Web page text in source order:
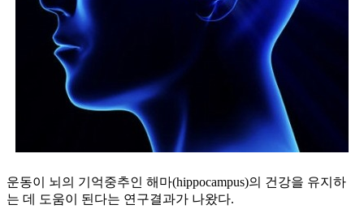
운동이 뇌의 기억중추인 해마(hippocampus)의 건강을 유지하
는 데 도움이 된다는 연구결과가 나왔다.